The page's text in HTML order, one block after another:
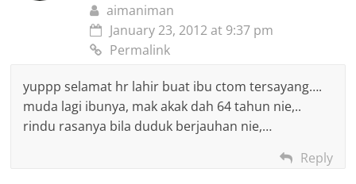
aimaniman
January 23, 2012 at 9:37 pm
Permalink
yuppp selamat hr lahir buat ibu ctom tersayang….
muda lagi ibunya, mak akak dah 64 tahun nie,..
rindu rasanya bila duduk berjauhan nie,…
Reply